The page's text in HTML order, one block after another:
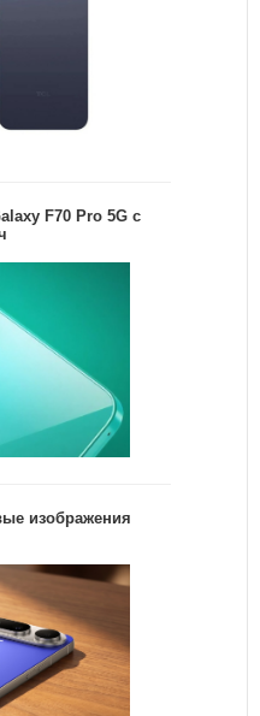
F70 Pro 5G с
изображения